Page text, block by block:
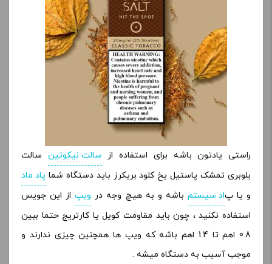
راستی یادتون باشه برای استفاده از سالت نیکوتین سالت
بلوبری تمشک پاستیل یخ کلود بریکرز باید دستگاه شما پاد ماد
و یا پاد سیستم باشه و به هیچ وجه در ویپاز این جویس
استفاده نکنید ، چون باید مقاومت کویل یا کارتریج حتما ببین
0.8 اهم تا 1.4 اهم باشه که ویپ ها همچنین چیزی ندارند و
موجب آسیب به دستگاه میشه .